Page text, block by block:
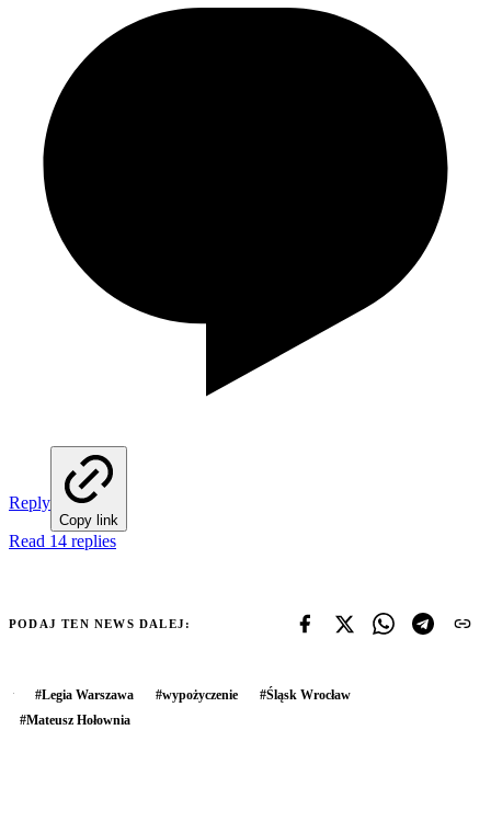
Reply
Copy link
Read 14 replies
PODAJ TEN NEWS DALEJ:
#Legia Warszawa #wypożyczenie #Śląsk Wrocław
#Mateusz Hołownia